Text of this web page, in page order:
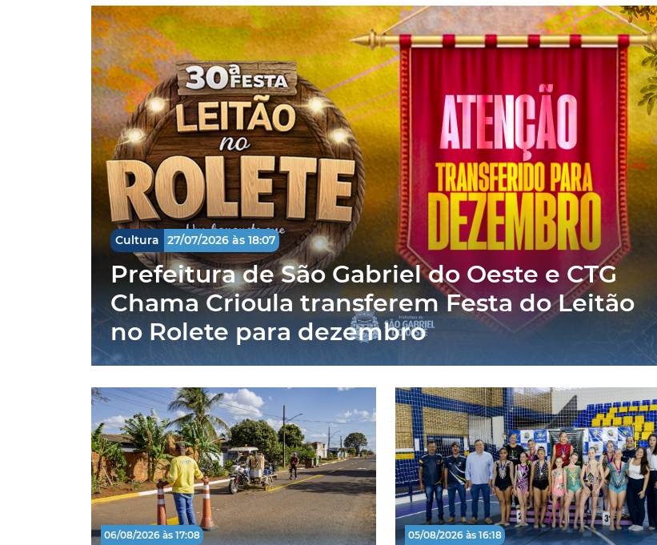
Cultura 27/07/2026 às 18:07
Prefeitura de São Gabriel do Oeste e CTG
Chama Crioula transferem Festa do Leitão
no Rolete para dezembro
06/08/2026 às 17:08 05/08/2026 às 16:18